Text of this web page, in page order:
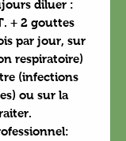
diluer :
+ 2 gouttes
par jour, sur
respiratoire)
(infections
ou sur la